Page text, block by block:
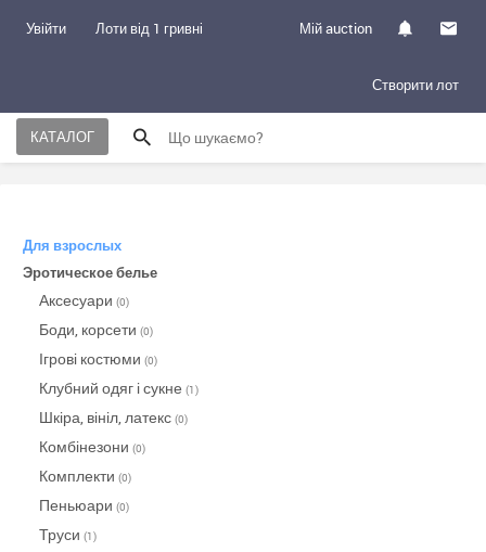
Увійти Лоти від 1 гривні Мій auction
Створити лот
КАТАЛОГ
Для взрослых
Эротическое белье
Аксесуари (0)
Боди, корсети (0)
Ігрові костюми (0)
Клубний одяг і сукне (1)
Шкіра, вініл, латекс (0)
Комбінезони (0)
Комплекти (0)
Пеньюари (0)
Труси (1)